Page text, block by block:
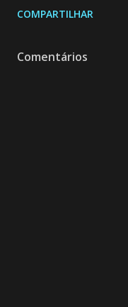
COMPARTILHAR
Comentários